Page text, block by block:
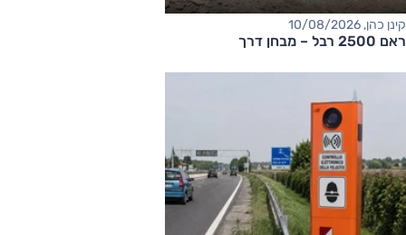
קינן כהן, 10/08/2026
ראם 2500 רבל – מבחן דרך